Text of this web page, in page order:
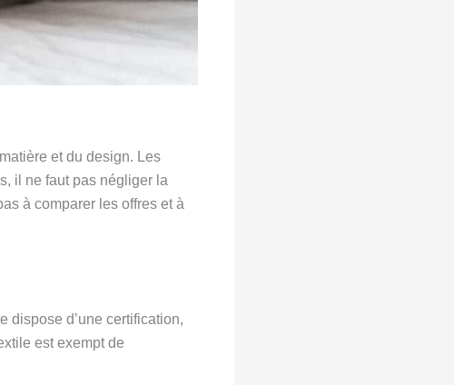
et du design. Les
il ne faut pas négliger la
à comparer les offres et à
dispose d’une certification,
est exempt de